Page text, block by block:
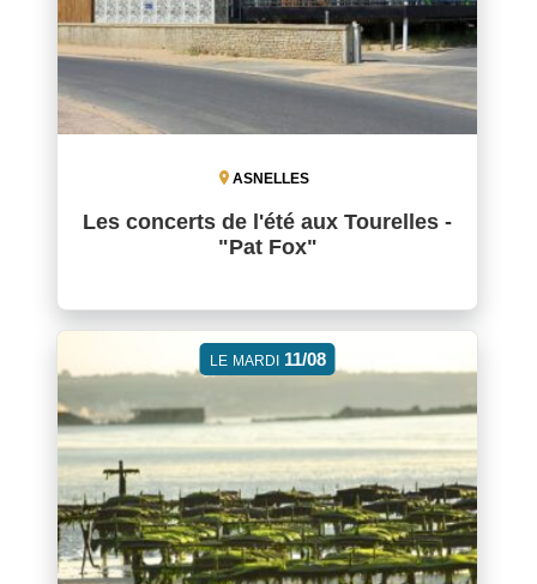
ASNELLES
Les concerts de l'été aux Tourelles -
"Pat Fox"
LE MARDI 11/08